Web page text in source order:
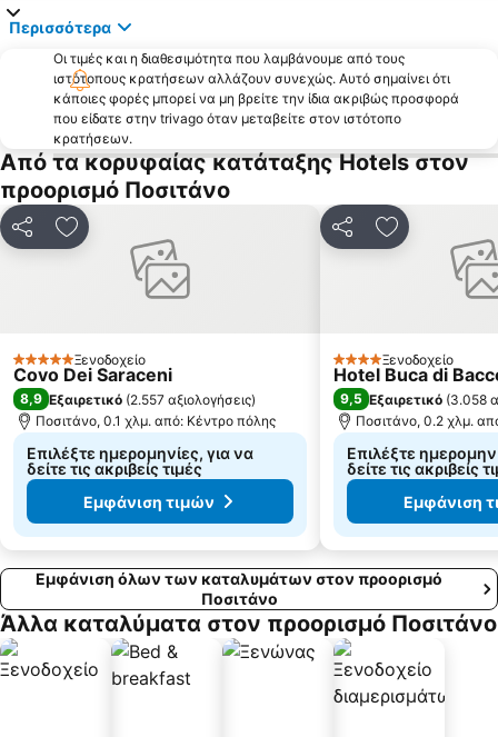
Fuorigrotta
Avvocata
Centro storico
Forcella
Piazza Carità
Pendino
Via Tribunali
Mostra d'Oltremare
Parco di Capodimonte
Duomo di Amalfi
Salerno Harbour
Castel dell'Ovo
Castel Nuovo
Piazza Dante
Περισσότερα
Οι τιμές και η διαθεσιμότητα που λαμβάνουμε από τους
ιστότοπους κρατήσεων αλλάζουν συνεχώς. Αυτό σημαίνει ότι
κάποιες φορές μπορεί να μη βρείτε την ίδια ακριβώς προσφορά
που είδατε στην trivago όταν μεταβείτε στον ιστότοπο
κρατήσεων.
Από τα κορυφαίας κατάταξης Hotels στον
προορισμό Ποσιτάνο
ΚοινοποίησηΠροσθήκη στα αγαπημένα
5 ΑστέριαΞενοδοχείο
Covo Dei Saraceni
8,9 Εξαιρετικό (2.557 αξιολογήσεις)
Ποσιτάνο, 0.1 χλμ. από: Κέντρο πόλης
Επιλέξτε ημερομηνίες, για να
δείτε τις ακριβείς τιμές
Εμφάνιση τιμών
ΚοινοποίησηΠροσθήκη
4 ΑστέριαΞενοδοχείο
Hotel Buca di
9,5 Εξαιρετικό (3.058
Ποσιτάνο, 0.2 χλμ.
Επιλέξτε
δείτε τις ακριβείς
Εμφάνιση
Εμφάνιση όλων των καταλυμάτων στον προορισμό
Ποσιτάνο
Άλλα καταλύματα στον προορισμό Ποσιτάνο